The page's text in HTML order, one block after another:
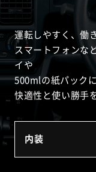
運転しやすく、働
スマートフォンな
イや
500mlの紙パック
快適性と使い勝手
内装